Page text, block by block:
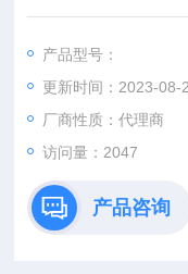
检测人脑脊液中 Tau蛋
产品型号：
更新时间：2023-08-
厂商性质：代理商
访问量：2047
产品咨询